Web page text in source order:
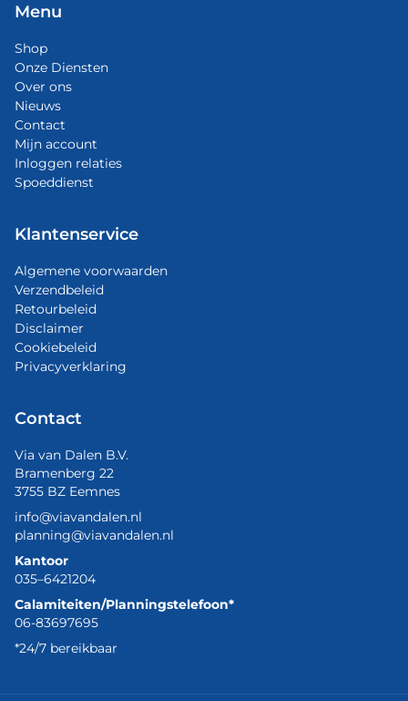
Menu
Shop
Onze Diensten
Over ons
Nieuws
Contact
Mijn account
Inloggen relaties
Spoeddienst
Klantenservice
Algemene voorwaarden
Verzendbeleid
Retourbeleid
Disclaimer
Cookiebeleid
Privacyverklaring
Contact
Via van Dalen B.V.
Bramenberg 22
3755 BZ Eemnes
info@viavandalen.nl
planning@viavandalen.nl
Kantoor
035–6421204
Calamiteiten/Planningstelefoon*
06-83697695
*24/7 bereikbaar